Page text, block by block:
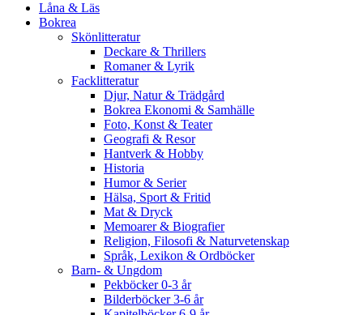
Låna & Läs
Bokrea
Skönlitteratur
Deckare & Thrillers
Romaner & Lyrik
Facklitteratur
Djur, Natur & Trädgård
Bokrea Ekonomi & Samhälle
Foto, Konst & Teater
Geografi & Resor
Hantverk & Hobby
Historia
Humor & Serier
Hälsa, Sport & Fritid
Mat & Dryck
Memoarer & Biografier
Religion, Filosofi & Naturvetenskap
Språk, Lexikon & Ordböcker
Barn- & Ungdom
Pekböcker 0-3 år
Bilderböcker 3-6 år